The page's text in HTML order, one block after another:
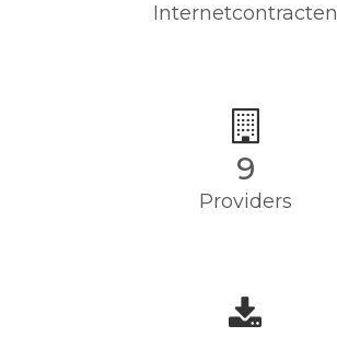
Internetcontracten
9
Providers